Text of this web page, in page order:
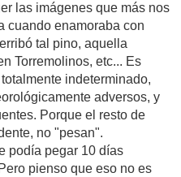
las imágenes que más nos
cuando enamoraba con
tal pino, aquella
Torremolinos, etc... Es
indeterminado,
adversos, y
Porque el resto de
no "pesan".
podía pegar 10 días
pienso que eso no es